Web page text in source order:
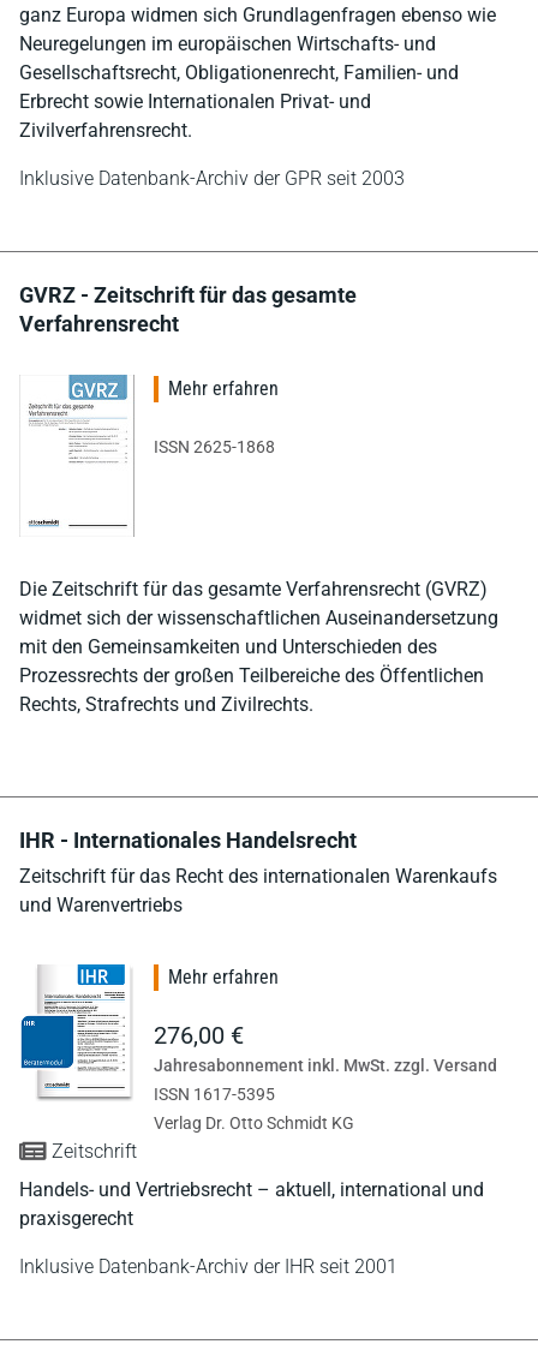
ganz Europa widmen sich Grundlagenfragen ebenso wie
Neuregelungen im europäischen Wirtschafts- und
Gesellschaftsrecht, Obligationenrecht, Familien- und
Erbrecht sowie Internationalen Privat- und
Zivilverfahrensrecht.
Inklusive Datenbank-Archiv der GPR seit 2003
GVRZ - Zeitschrift für das gesamte
Verfahrensrecht
Die Zeitschrift für das gesamte Verfahrensrecht (GVRZ)
widmet sich der wissenschaftlichen Auseinandersetzung
mit den Gemeinsamkeiten und Unterschieden des
Prozessrechts der großen Teilbereiche des Öffentlichen
Rechts, Strafrechts und Zivilrechts.
Mehr erfahren
ISSN 2625-1868
IHR - Internationales Handelsrecht
Zeitschrift für das Recht des internationalen Warenkaufs
und Warenvertriebs
Zeitschrift
Handels- und Vertriebsrecht – aktuell, international und
praxisgerecht
Inklusive Datenbank-Archiv der IHR seit 2001
Mehr erfahren
276,00 €
Jahresabonnement inkl. MwSt. zzgl. Versand
ISSN 1617-5395
Verlag Dr. Otto Schmidt KG